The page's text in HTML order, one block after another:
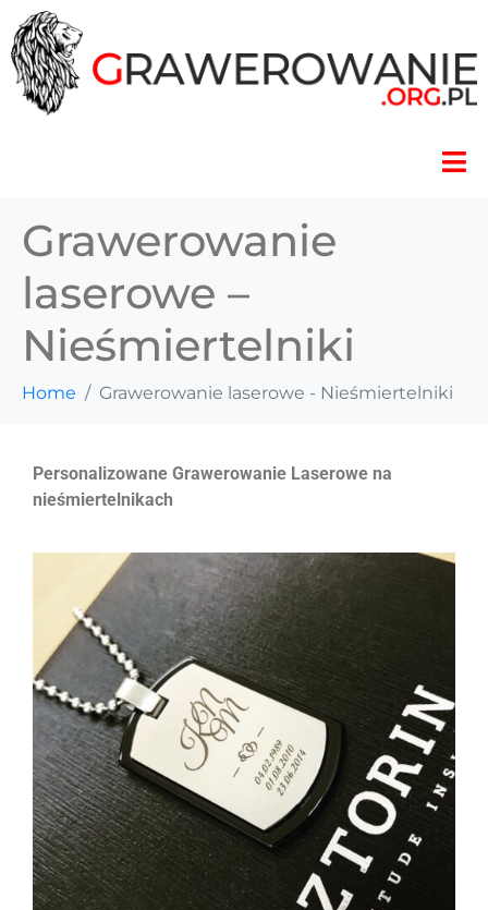
Grawerowanie
laserowe –
Nieśmiertelniki
Home Grawerowanie laserowe - Nieśmiertelniki
Personalizowane Grawerowanie Laserowe na
nieśmiertelnikach